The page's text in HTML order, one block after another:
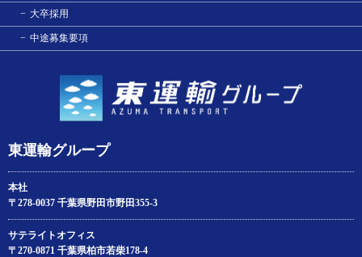
東運輸グループ
本社
〒278-0037 千葉県野田市野田355-3
サテライトオフィス
〒270-0871 千葉県柏市若柴178‐4
大卒採用
中途募集要項